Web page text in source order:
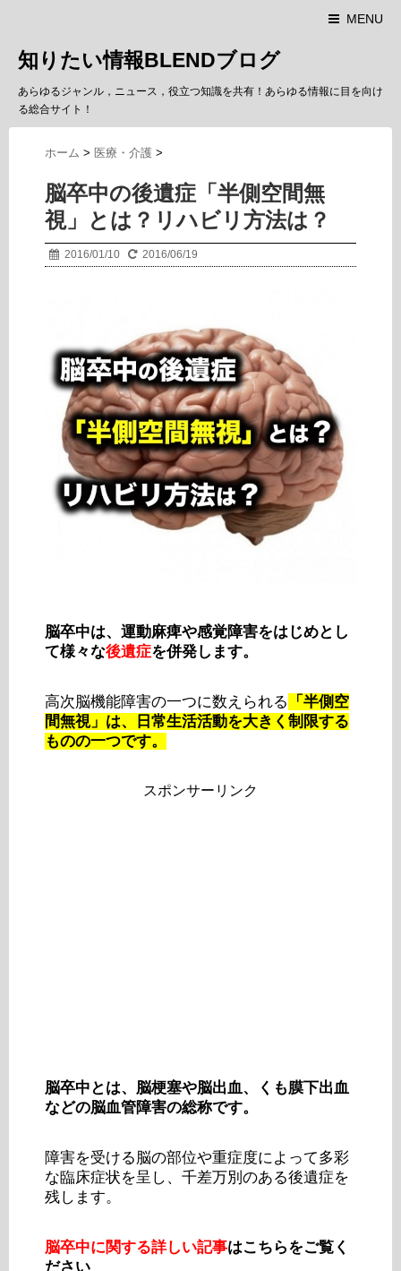
MENU
知りたい情報BLENDブログ
あらゆるジャンル，ニュース，役立つ知識を共有！あらゆる情報に目を向け
る総合サイト！
ホーム > 医療・介護 >
脳卒中の後遺症「半側空間無
視」とは？リハビリ方法は？
2016/01/10 2016/06/19
脳卒中は、運動麻痺や感覚障害をはじめとし
て様々な後遺症を併発します。
高次脳機能障害の一つに数えられる
「半側空
間無視」は、日常生活活動を大きく制限する
ものの一つです。
スポンサーリンク
脳卒中とは、脳梗塞や脳出血、くも膜下出血
などの脳血管障害の総称です。
障害を受ける脳の部位や重症度によって多彩
な臨床症状を呈し、千差万別のある後遺症を
残します。
脳卒中に関する詳しい記事はこちらをご覧く
ださい